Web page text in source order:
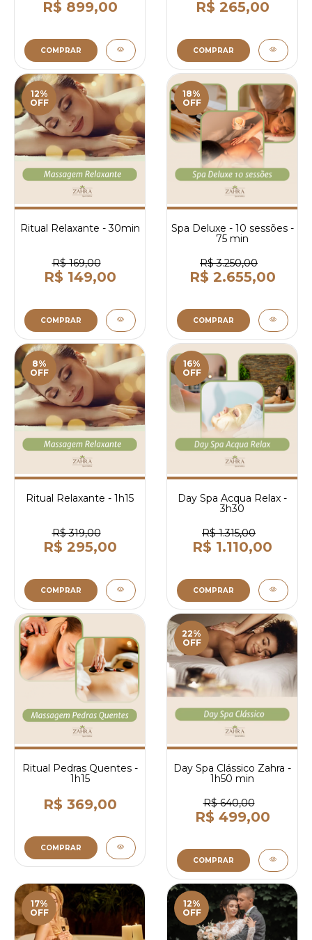
R$ 899,00
COMPRAR
R$ 265,00
COMPRAR
12%
OFF
Ritual Relaxante - 30min
R$ 169,00
R$ 149,00
COMPRAR
18%
OFF
Spa Deluxe - 10 sessões -
75 min
R$ 3.250,00
R$ 2.655,00
COMPRAR
8%
OFF
Ritual Relaxante - 1h15
R$ 319,00
R$ 295,00
COMPRAR
16%
OFF
Day Spa Acqua Relax -
3h30
R$ 1.315,00
R$ 1.110,00
COMPRAR
Ritual Pedras Quentes -
1h15
R$ 369,00
COMPRAR
22%
OFF
Day Spa Clássico Zahra -
1h50 min
R$ 640,00
R$ 499,00
COMPRAR
17%
OFF
12%
OFF